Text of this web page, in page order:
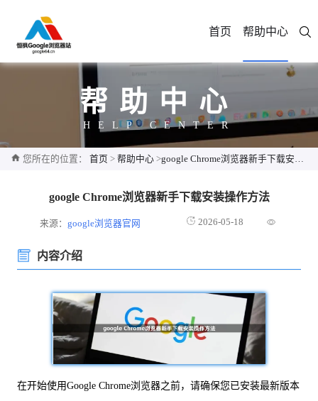
首页 帮助中心
帮助中心
HELP CENTER
您所在的位置： 首页 > 帮助中心 >google Chrome浏览器新手下载安装操作方法
google Chrome浏览器新手下载安装操作方法
来源：google浏览器官网 2026-05-18
内容介绍
在开始使用Google Chrome浏览器之前，请确保您已安装最新版本